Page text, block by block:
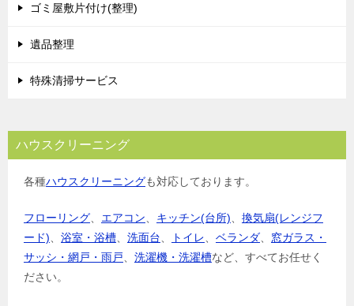
ゴミ屋敷片付け(整理)
遺品整理
特殊清掃サービス
ハウスクリーニング
各種ハウスクリーニングも対応しております。
フローリング エアコン キッチン(台所)
換気扇(レンジフ
ード)
浴室・浴槽 洗面台 トイレ ベランダ
窓ガラス・
サッシ・網戸・雨戸
洗濯機・洗濯槽など、すべてお任せく
ださい。